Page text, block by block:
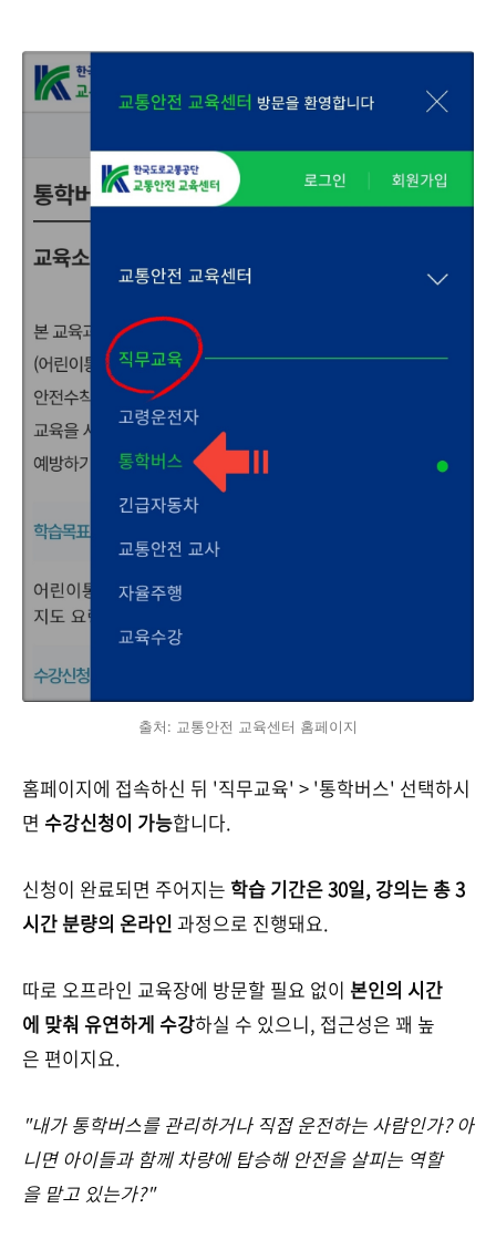
출처: 교통안전 교육센터 홈페이지
홈페이지에 접속하신 뒤 '직무교육' > '통학버스' 선택하시
면 수강신청이 가능합니다.
신청이 완료되면 주어지는 학습 기간은 30일, 강의는 총 3
시간 분량의 온라인 과정으로 진행돼요.
따로 오프라인 교육장에 방문할 필요 없이 본인의 시간
에 맞춰 유연하게 수강하실 수 있으니, 접근성은 꽤 높
은 편이지요.
"내가 통학버스를 관리하거나 직접 운전하는 사람인가? 아
니면 아이들과 함께 차량에 탑승해 안전을 살피는 역할
을 맡고 있는가?"